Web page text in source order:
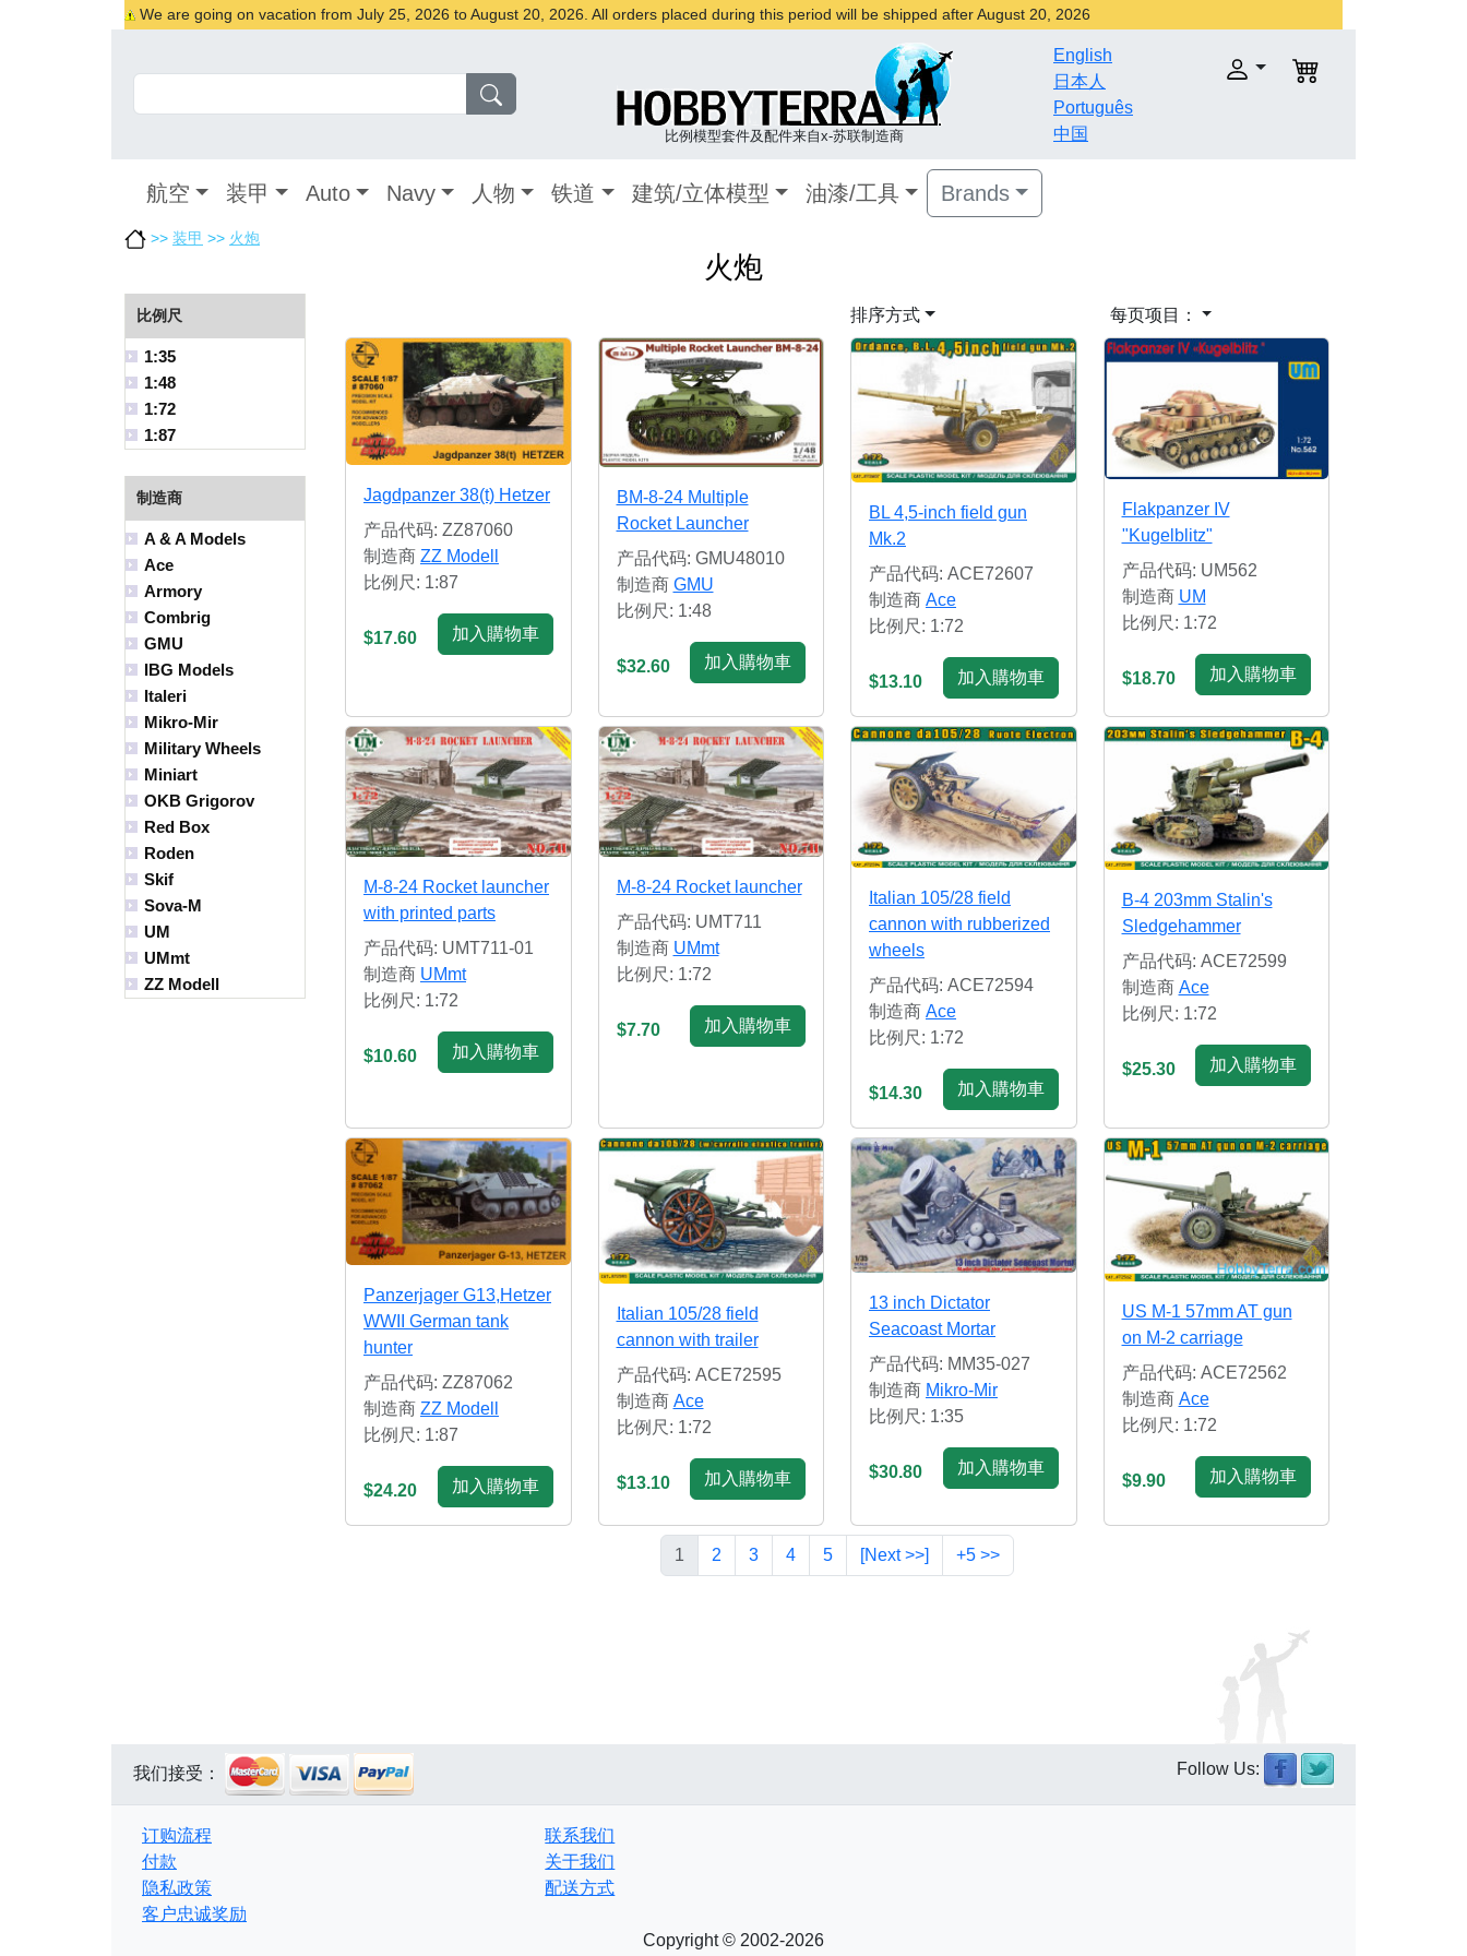
We are going on vacation from July 25, 2026 to August 20, 2026. All orders placed during this period will be shipped after August 20, 2026
比例模型套件及配件来自x-苏联制造商
English
日本人
Português
中国
航空 装甲 Auto Navy 人物 铁道 建筑/立体模型 油漆/工具 Brands
>> 装甲 >> 火炮
火炮
比例尺
1:35
1:48
1:72
1:87
制造商
A & A Models
Ace
Armory
Combrig
GMU
IBG Models
Italeri
Mikro-Mir
Military Wheels
Miniart
OKB Grigorov
Red Box
Roden
Skif
Sova-M
UM
UMmt
ZZ Modell
排序方式 每页项目：
Jagdpanzer 38(t) Hetzer
产品代码: ZZ87060
制造商 ZZ Modell
比例尺: 1:87
$17.60 加入購物車
BM-8-24 Multiple
Rocket Launcher
产品代码: GMU48010
制造商 GMU
比例尺: 1:48
$32.60 加入購物車
BL 4,5-inch field gun
Mk.2
产品代码: ACE72607
制造商 Ace
比例尺: 1:72
$13.10 加入購物車
Flakpanzer IV
"Kugelblitz"
产品代码: UM562
制造商 UM
比例尺: 1:72
$18.70 加入購物車
M-8-24 Rocket launcher
with printed parts
产品代码: UMT711-01
制造商 UMmt
比例尺: 1:72
$10.60 加入購物車
M-8-24 Rocket launcher
产品代码: UMT711
制造商 UMmt
比例尺: 1:72
$7.70 加入購物車
Italian 105/28 field
cannon with rubberized
wheels
产品代码: ACE72594
制造商 Ace
比例尺: 1:72
$14.30 加入購物車
B-4 203mm Stalin's
Sledgehammer
产品代码: ACE72599
制造商 Ace
比例尺: 1:72
$25.30 加入購物車
Panzerjager G13,Hetzer
WWII German tank
hunter
产品代码: ZZ87062
制造商 ZZ Modell
比例尺: 1:87
$24.20 加入購物車
Italian 105/28 field
cannon with trailer
产品代码: ACE72595
制造商 Ace
比例尺: 1:72
$13.10 加入購物車
13 inch Dictator
Seacoast Mortar
产品代码: MM35-027
制造商 Mikro-Mir
比例尺: 1:35
$30.80 加入購物車
US M-1 57mm AT gun
on M-2 carriage
产品代码: ACE72562
制造商 Ace
比例尺: 1:72
$9.90 加入購物車
1 2 3 4 5 [Next >>] +5 >>
我们接受： Follow Us:
订购流程
付款
隐私政策
客户忠诚奖励
联系我们
关于我们
配送方式
Copyright © 2002-2026